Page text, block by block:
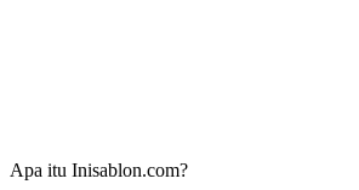
Apa itu Inisablon.com?